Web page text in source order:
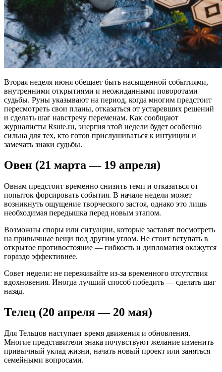
Вторая неделя июня обещает быть насыщенной событиями,
внутренними открытиями и неожиданными поворотами
судьбы. Руны указывают на период, когда многим предстоит
пересмотреть свои планы, отказаться от устаревших решений
и сделать шаг навстречу переменам. Как сообщают
журналисты Rsute.ru, энергия этой недели будет особенно
сильна для тех, кто готов прислушиваться к интуиции и
замечать знаки судьбы.
Овен (21 марта — 19 апреля)
Овнам предстоит временно снизить темп и отказаться от
попыток форсировать события. В начале недели может
возникнуть ощущение творческого застоя, однако это лишь
необходимая передышка перед новым этапом.
Возможны споры или ситуации, которые заставят посмотреть
на привычные вещи под другим углом. Не стоит вступать в
открытое противостояние — гибкость и дипломатия окажутся
гораздо эффективнее.
Совет недели: не переживайте из-за временного отсутствия
вдохновения. Иногда лучший способ победить — сделать шаг
назад.
Телец (20 апреля — 20 мая)
Для Тельцов наступает время движения и обновления.
Многие представители знака почувствуют желание изменить
привычный уклад жизни, начать новый проект или заняться
семейными вопросами.